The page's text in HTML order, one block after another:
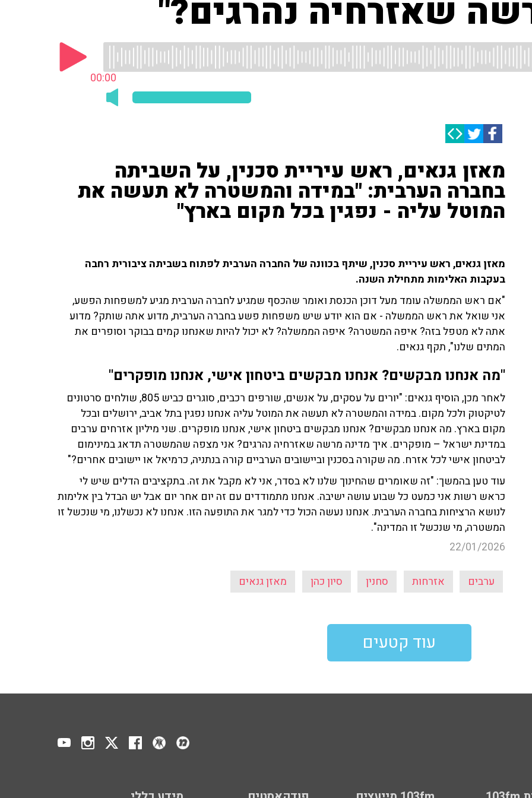
שאזרחיה נהרגים?"
00:00
מאזן גנאים, ראש עיריית סכנין, על השביתה
בחברה הערבית: "במידה והמשטרה לא תעשה את
המוטל עליה - נפגין בכל מקום בארץ"
מאזן גנאים, ראש עיריית סכנין, שיתף בכוונה של החברה הערבית לפתוח בשביתה ציבורית רחבה
בעקבות האלימות מתחילת השנה.
"אם ראש הממשלה עומד מעל דוכן הכנסת ואומר שהכסף שמגיע לחברה הערבית מגיע למשפחות הפשע,
אני שואל את ראש הממשלה - אם הוא יודע שיש משפחות פשע בחברה הערבית, מדוע אתה שותק? מדוע
אתה לא מטפל בזה? איפה המשטרה? איפה הממשלה? לא יכול להיות שאנחנו קמים בבוקר וסופרים את
המתים שלנו", תקף גנאים.
"מה אנחנו מבקשים? אנחנו מבקשים ביטחון אישי, אנחנו מופקרים"
לאחר מכן, הוסיף גנאים: "יורים על עסקים, על אנשים, שורפים רכבים, סוגרים כביש 805, שולחים סרטונים
לטיקטוק ולכל מקום. במידה והמשטרה לא תעשה את המוטל עליה אנחנו נפגין בתל אביב, ירושלים ובכל
מקום בארץ. מה אנחנו מבקשים? אנחנו מבקשים ביטחון אישי, אנחנו מופקרים. שני מיליון אזרחים ערבים
במדינת ישראל – מופקרים. איך מדינה מרשה שאזרחיה נהרגים? אני מצפה שהמשטרה תדאג במינימום
לביטחון אישי לכל אזרח. מה שקורה בסכנין וביישובים הערביים קורה בנתניה, כרמיאל או יישובים אחרים?"
עוד טען בהמשך: "זה שאומרים שהחינוך שלנו לא בסדר, אני לא מקבל את זה. בתקציבים הדלים שיש לי
כראש רשות אני כמעט כל שבוע עושה ישיבה. אנחנו מתמודדים עם זה יום אחר יום אבל יש הבדל בין אלימות
לנושא הרציחות בחברה הערבית. אנחנו נעשה הכול כדי למגר את התופעה הזו. אנחנו לא נכשלנו, מי שנכשל זו
המשטרה, מי שנכשל זו המדינה".
22/01/2026
ערבים אזרחות סחנין סיון כהן מאזן גנאים
עוד קטעים